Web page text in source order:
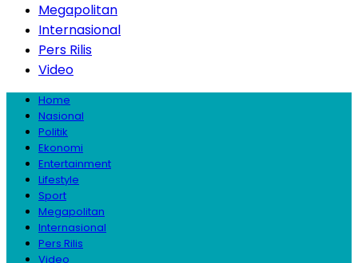
Megapolitan
Internasional
Pers Rilis
Video
Home
Nasional
Politik
Ekonomi
Entertainment
Lifestyle
Sport
Megapolitan
Internasional
Pers Rilis
Video